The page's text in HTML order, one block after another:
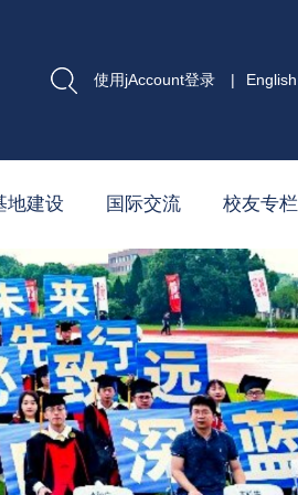
使用jAccount登录 | English
地建设 国际交流 校友专栏